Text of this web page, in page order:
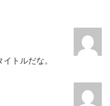
トルだな。